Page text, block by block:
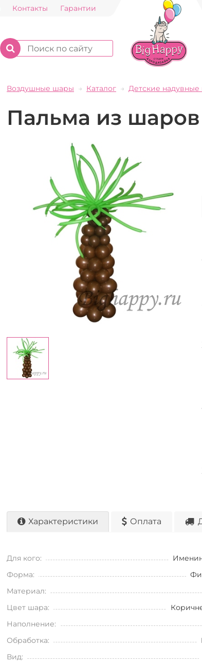
Контакты Гарантии
Воздушные шары Каталог Детские
Пальма из шаров
Характеристики Оплата
Для кого:
Форма:
Материал:
Цвет шара:
Наполнение:
Обработка:
Вид: